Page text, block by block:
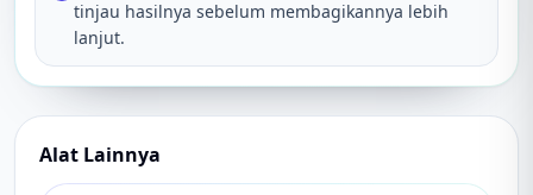
tinjau hasilnya sebelum membagikannya lebih
lanjut.
Alat Lainnya